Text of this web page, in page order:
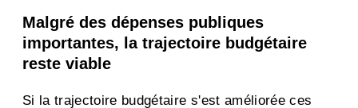
Malgré des dépenses publiques
importantes, la trajectoire budgétaire
reste viable
Si la trajectoire budgétaire s'est améliorée ces